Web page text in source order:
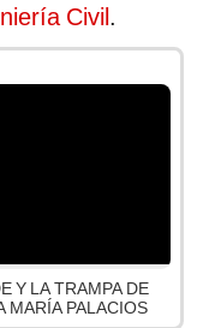
Civil.
Y LA TRAMPA DE
MARÍA PALACIOS